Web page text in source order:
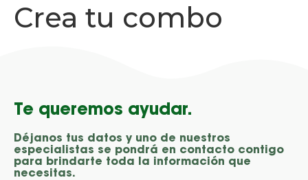
Crea tu combo
Te queremos ayudar.
Déjanos tus datos y uno de nuestros
especialistas se pondrá en contacto contigo
para brindarte toda la información que
necesitas.